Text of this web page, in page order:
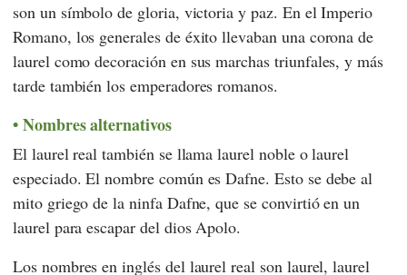
son un símbolo de gloria, victoria y paz. En el Imperio
Romano, los generales de éxito llevaban una corona de
laurel como decoración en sus marchas triunfales, y más
tarde también los emperadores romanos.
Nombres alternativos
El laurel real también se llama laurel noble o laurel
especiado. El nombre común es Dafne. Esto se debe al
mito griego de la ninfa Dafne, que se convirtió en un
laurel para escapar del dios Apolo.
Los nombres en inglés del laurel real son laurel, laurel